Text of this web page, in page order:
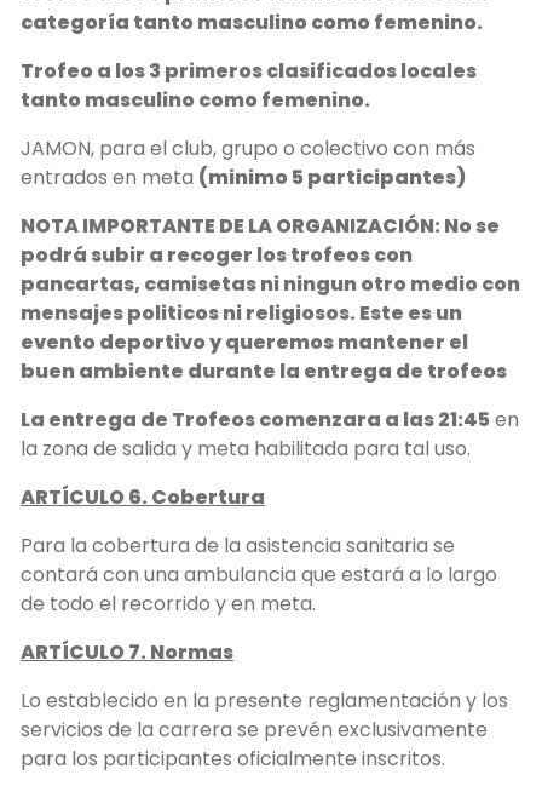
categoría tanto masculino como femenino.
Trofeo a los 3 primeros clasificados locales
tanto masculino como femenino.
JAMON, para el club, grupo o colectivo con más
entrados en meta (minimo 5 participantes)
NOTA IMPORTANTE DE LA ORGANIZACIÓN: No se
podrá subir a recoger los trofeos con
pancartas, camisetas ni ningun otro medio con
mensajes politicos ni religiosos. Este es un
evento deportivo y queremos mantener el
buen ambiente durante la entrega de trofeos
La entrega de Trofeos comenzara a las 21:45 en
la zona de salida y meta habilitada para tal uso.
ARTÍCULO 6. Cobertura
Para la cobertura de la asistencia sanitaria se
contará con una ambulancia que estará a lo largo
de todo el recorrido y en meta.
ARTÍCULO 7. Normas
Lo establecido en la presente reglamentación y los
servicios de la carrera se prevén exclusivamente
para los participantes oficialmente inscritos.